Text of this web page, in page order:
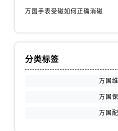
万国手表受磁如何正确消磁
分类标签
万国
万国
万国